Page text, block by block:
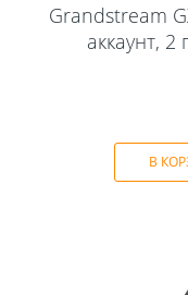
Grandstream
аккаунт,
В